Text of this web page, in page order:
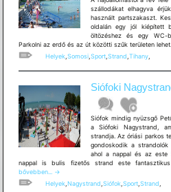
szállodákat elhagyva
használt partszakaszt.
oldalán egy jól kiépített
öltözéshez és egy WC-
Parkolni az erdő és az út közötti szűk területen
Helyek, Somosi, Sport, Strand Tihany,
Siófoki
Siófok mindig nyüzsgő
a Siófoki Nagystrand,
strandja. Az óriási parkos
gondoskodik a strandolók
ahol a nappal és az
nappal is bulis fizetős strand este
bővebben...
→
Helyek, Nagystrand Siófok, Sport, Strand